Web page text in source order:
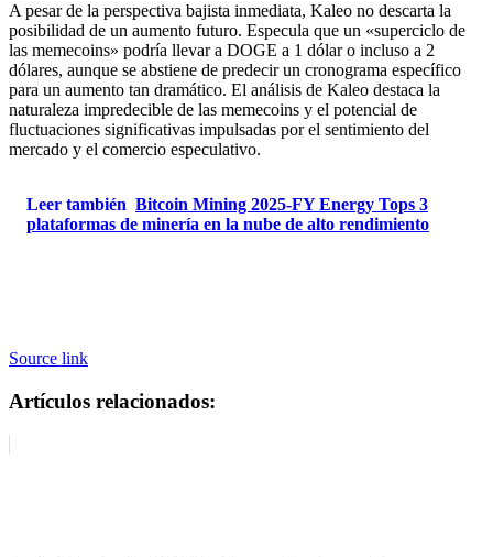
A pesar de la perspectiva bajista inmediata, Kaleo no descarta la
posibilidad de un aumento futuro. Especula que un «superciclo de
las memecoins» podría llevar a DOGE a 1 dólar o incluso a 2
dólares, aunque se abstiene de predecir un cronograma específico
para un aumento tan dramático. El análisis de Kaleo destaca la
naturaleza impredecible de las memecoins y el potencial de
fluctuaciones significativas impulsadas por el sentimiento del
mercado y el comercio especulativo.
Leer también Bitcoin Mining 2025-FY Energy Tops 3
plataformas de minería en la nube de alto rendimiento
Source link
Artículos relacionados: